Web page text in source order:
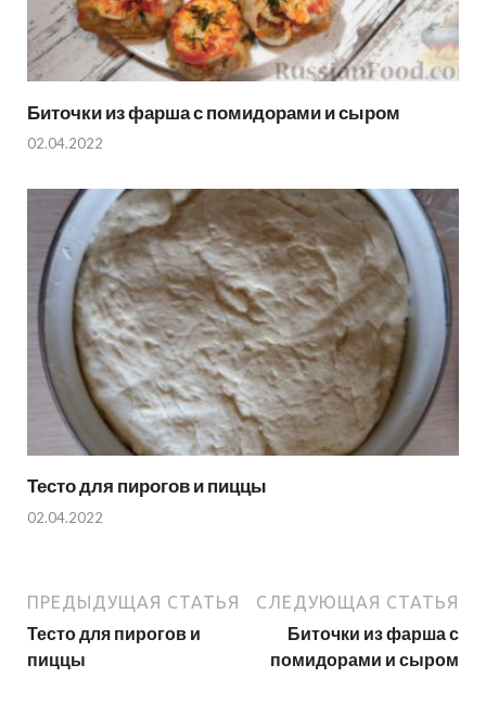
Биточки из фарша с помидорами и сыром
02.04.2022
Тесто для пирогов и пиццы
02.04.2022
ПРЕДЫДУЩАЯ СТАТЬЯ
Тесто для пирогов и
пиццы
СЛЕДУЮЩАЯ СТАТЬЯ
Биточки из фарша с
помидорами и сыром